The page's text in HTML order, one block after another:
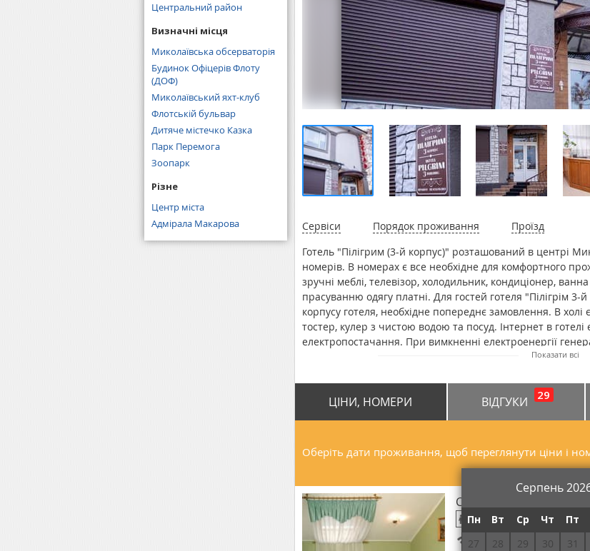
Сервіси Порядок проживання
Проїзд
Готель "Пілігрим (3-й корпус)" розташований в центрі
номерів. В номерах є все необхідне для комфортного
зручні меблі, телевізор, холодильник, кондиціонер,
прасуванню одягу платні. Для гостей готеля "Пілігрім 3-
корпусу готеля, необхідне попереднє замовлення. В
тостер, кулер з чистою водою та посуд. Інтернет в
електропостачання. При вимкненні електроенергії
альтернатива світла, інтернет в цьому випадку неПоказати всі
ЦІНИ, НОМЕРИ ВІДГУКИ 29
Оберіть дати проживання, щоб переглянути ціни і
Серпень
Пн Вт Ср Чт Пт
27
28 29 30 31
Стандарт двомісний DBL
Безкоштовний Wi-Fi
Центральний район
Визначні місця
Миколаївська обсерваторія
Будинок Офіцерів Флоту
(ДОФ)
Миколаївський яхт-клуб
Флотській бульвар
Дитяче містечко Казка
Парк Перемога
Зоопарк
Різне
Центр міста
Адмірала Макарова